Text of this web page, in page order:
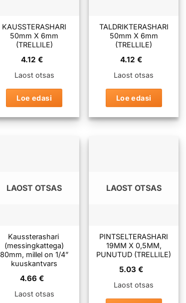
KAUSSTERASHARI
50mm X 6mm
(TRELLILE)
4.12 €
Laost otsas
Loe edasi
TALDRIKTERASHARI
50mm X 6mm
(TRELLILE)
4.12€
Laost otsas
Loe edasi
LAOST OTSAS
Kaussterashari
(messingkattega)
80mm, millel on 1/4”
kuuskantvars
4.66 €
Laost otsas
LAOST OTSAS
PINTSELTERASHARI
19MM X 0,5MM,
PUNUTUD (TRELLILE)
5.03€
Laost otsas